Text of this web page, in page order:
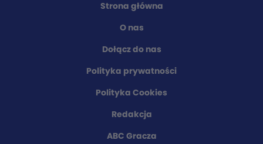
Strona główna
O nas
Dołącz do nas
Polityka prywatności
Polityka Cookies
Redakcja
ABC Gracza